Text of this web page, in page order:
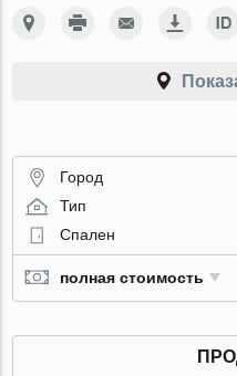
Город
Тип
Спален
полная стоимость